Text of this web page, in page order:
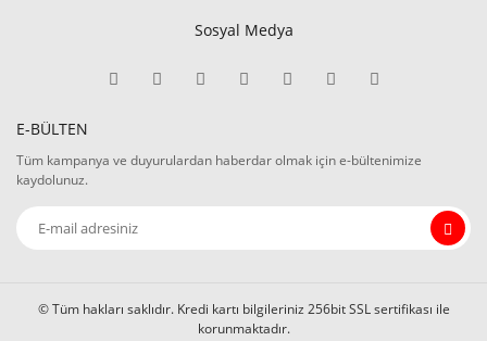
Sosyal Medya
E-BÜLTEN
Tüm kampanya ve duyurulardan haberdar olmak için e-bültenimize
kaydolunuz.
© Tüm hakları saklıdır. Kredi kartı bilgileriniz 256bit SSL sertifikası ile
korunmaktadır.